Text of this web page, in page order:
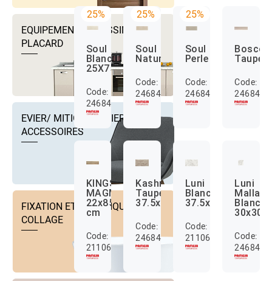
EQUIPEMENTS DRESSING ET
PLACARD
EVIER/ MITIGEUR EVIER ET
ACCESSOIRES
FIXATION ET TECHNIQUE DE
COLLAGE
25%
Soul
Blanco
25X75
Code:
24684001
25%
Soul
Naturel
Code:
24684002
25%
Soul
Perle
Code:
24684003
Bosco
Taupe
Code:
KINGSWOOD
MAGMA
22x85
cm
Code:
2110684000100
Kashmir
Taupe
37.5x75
Code:
24684035
Luni
Blanc
37.5x75
Code:
2110684000107
Luni
Malla
Blanc
30x30
Code: